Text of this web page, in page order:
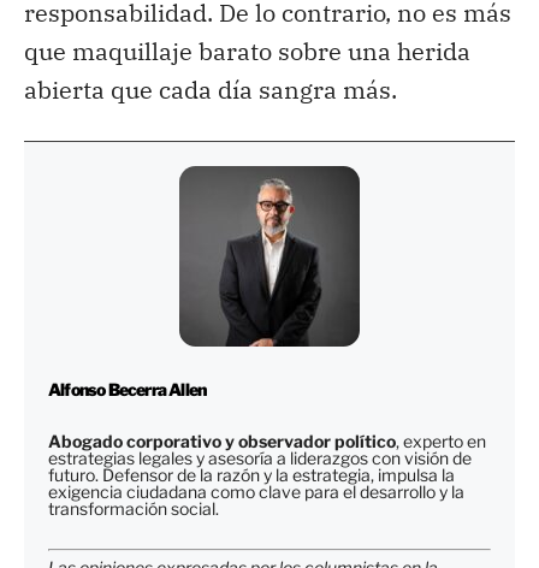
responsabilidad. De lo contrario, no es más
que maquillaje barato sobre una herida
abierta que cada día sangra más.
Alfonso Becerra Allen
Abogado corporativo y observador político, experto en
estrategias legales y asesoría a liderazgos con visión de
futuro. Defensor de la razón y la estrategia, impulsa la
exigencia ciudadana como clave para el desarrollo y la
transformación social.